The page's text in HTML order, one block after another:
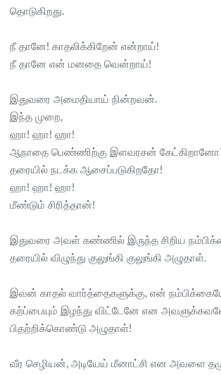
தொடுகிறது.
நீ தானே! காதலிக்கிறேன் என்றாய்!
நீ தானே என் மனதை வென்றாய்!
இதுவரை அமைதியாய் நின்றவன்.
இந்த முறை,
ஹா! ஹா! ஹா!
ஆநாதை பெண்ணிற்கு இளவரசன்
தரையில் நடக்க ஆசைப்படுகிறதோ!
ஹா! ஹா! ஹா!
மீண்டும் சிரித்தான்!
இதுவரை அவள் கண்ணில் இருந்த சிறிய
தரையில் விழுந்து குலுங்கி குலுங்கி அழுதாள்.
இவன் காதல் வார்த்தைகளுக்கு, என்
கற்ப்பையும் இழந்து விட்டேனே என
பிதற்றிக்கொண்டு அழுதாள்!
வீர செழியன், அடியேய் மீனாட்சி என அவளை